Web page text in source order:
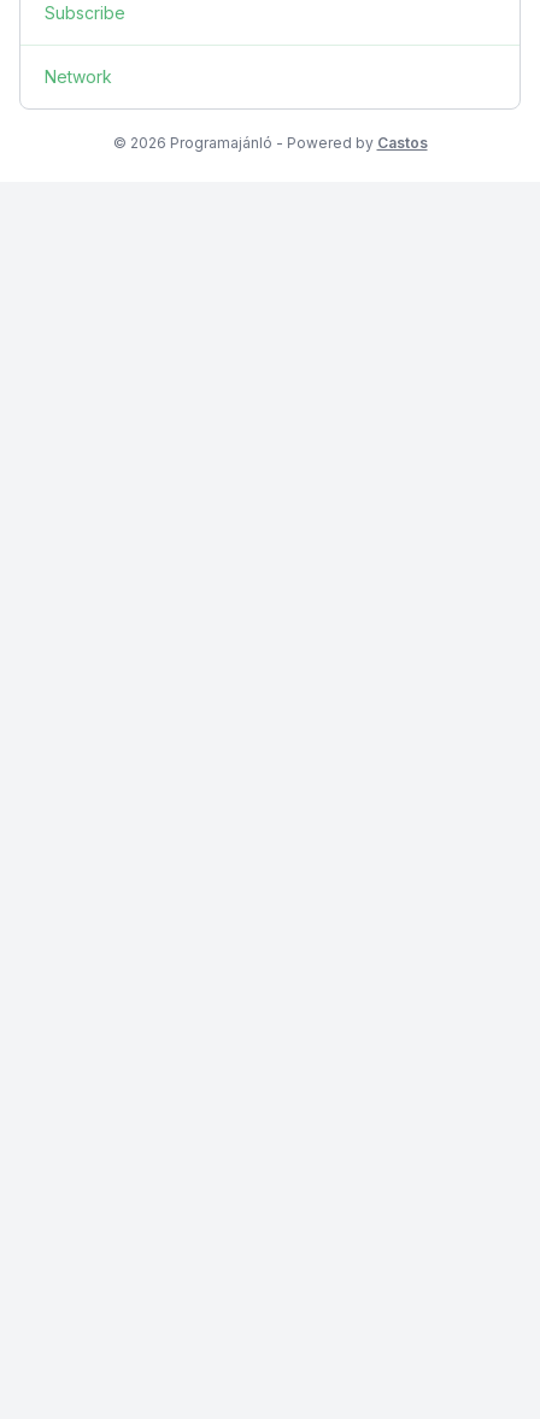
Subscribe
Network
© 2026 Programajánló - Powered by Castos